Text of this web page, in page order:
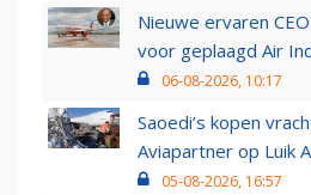
Nieuwe ervaren
voor geplaagd Air
06-08-2026, 10:17
Saoedi’s kopen
Aviapartner op Luik
05-08-2026, 16:57